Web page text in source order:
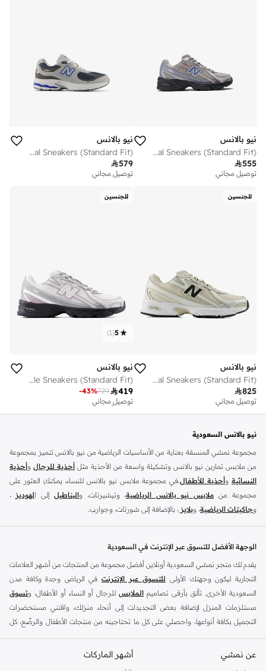
نيو بالانس
Kids 740 Lace casual Sneakers (Standard Fit)
555
توصيل مجاني
نيو بالانس
Kids 2002 Lace casual Sneakers (Standard Fit)
579
توصيل مجاني
للجنسين
نيو بالانس
Unisex 740 casual Sneakers (Standard Fit)
825
توصيل مجاني
للجنسين
5
(
1
)
نيو بالانس
Unisex 740 Lifestyle Sneakers (Standard Fit)
419
729
-43%
توصيل مجاني
تم بيع أكثر من 30 مؤخرا
نيو بالانس السعودية
مجموعة نمشي المنسقة بعناية من الأساسيات الرياضية من نيو بالانس تتميز بمجموعة
من ملابس تمارين نيو بالانس وتشكيلة واسعة من الأحذية مثل أحذية للرجال وأحذية
النسائية وأحذية للأطفال.في مجموعة ملابس نيو بالانس للنساء، يمكنكِ العثور على
مجموعة من ملابس نيو بالانس الرياضية، وتيشيرتات، والبناطيل إلى الهوديز ،
وجاكيتات الرياضية، وبلايز ، بالإضافة إلى شورتات، وجوارب.
تسوقأزياء الرجال من نيو بالانسللملابس المناسبة للتمرين مثلالملابس الرياضية
التيشرتات الهوديات و سويت شيرتات
قماش وبناطيل متنوعة والجوارب و الملابس الداخلية و
ملابس نيو بلانس والأحذيةبشكل أفضل مع المناسبات الغير رسمية والرياضية وأسلوب
الحياة العادي بالإضافة إلى المناسبات المتعلقة بالركض والتدريب. تسوق أحذية تريل من
نيو بالانس للرجال لرحلتك القادمة في المشي لمسافات طويلة. اشترِأحذية للرجال
وأحذية رياضية حمراء مثل أحذية سنيكرز قصير الرقبة وكذلك أحذية نيو بالانس الخضراء
للرجال في أحذية رياضية مثل ترينرز. تعتبر ملابس وأحذية التمارين الرياضية للرجال من
نيو بالانس مثالية للحفاظ على المظهر الأنيق داخل وخارج الجيم. تسوق من أحذية نيو
بالانس الصفراء للرجال للحصول على مظهر رياضي أنيق.
الوجهة الأفضل للتسوق عبر الإنترنت في السعودية
يقدم لك متجر نمشي السعودية أونلاين أفضل مجموعة من المنتجات من أشهر العلامات
التجارية ليكون وجهتك الأولى للتسوق عبر الإنترنت في الرياض وجدة وكافة مدن
السعودية الأخرى. تألق بأرقى تصاميم الملابس للرجال أو النساء أو الأطفال، وتسوق
مستلزمات المنزل لإضافة بعض التجديدات إلى أنحاء منزلك، واقتني مستحضرات
التجميل بكافة أنواعها، واحصلي على كل ما تحتاجينه من منتجات الأطفال والرضّع، كل
أفضل العلامات التجارية في السعودية
عن نمشي أشهر الماركات